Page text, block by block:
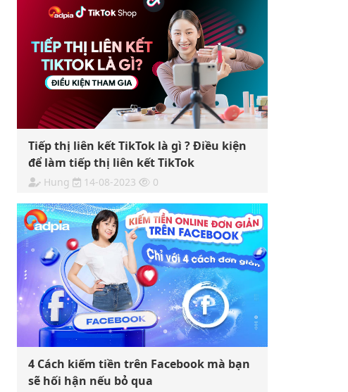
Tiếp thị liên kết TikTok là gì ? Điều kiện
để làm tiếp thị liên kết TikTok
Hung 14-08-2023 0
4 Cách kiếm tiền trên Facebook mà bạn
sẽ hối hận nếu bỏ qua